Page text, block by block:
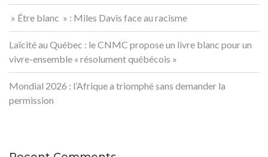
» Être blanc » : Miles Davis face au racisme
Laïcité au Québec : le CNMC propose un livre blanc pour un
vivre-ensemble « résolument québécois »
Mondial 2026 : l’Afrique a triomphé sans demander la
permission